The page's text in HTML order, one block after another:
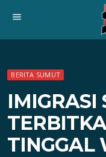
menu
BERITA SUMUT
IMIGRASI
TINGGAL